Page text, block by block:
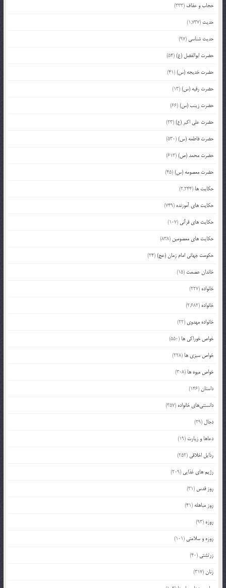
حجاب و عفاف (333)
حدیث (1,737)
حدیث شناسی (97)
حضرت ابوالفضل (ع)(54)
حضرت خدیجه (س)(41)
حضرت رقیه (س)(13)
حضرت زینب (س)(66)
حضرت علی اکبر (ع)(23)
حضرت فاطمه (س)(530)
حضرت محمد (ص)(613)
حضرت معصومه (س)(45)
حکایت ها (2,244)
حکایت های آموزنده (749)
حکایت های قرآنی (107)
حکایت های معصومین (838)
حکومت جهانی امام زمان (عج)(24)
خاندان عصمت (15)
خانواده (227)
خانواده (2,682)
خانواده مهدوی (22)
خواص خوراکی ها (550)
خواص سبزی ها (228)
خواص میوه ها (308)
داستان(146)
دانستنی‌های خانواده (357)
دجال (29)
دعاها و زیارت (19)
رذایل اخلاقی (252)
رژیم های غذایی (209)
روز قدس (31)
روز مباهله (41)
روزه (93)
روزه و سلامتی (101)
زرتشتی (40)
زنان(317)